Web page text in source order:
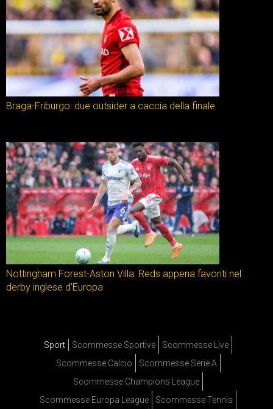
Braga-Friburgo: due outsider a caccia della finale
Nottingham Forest-Aston Villa: Reds appena favoriti nel
derby inglese d’Europa
Sport Scommesse Sportive
Scommesse Live
Scommesse Calcio
Scommesse Serie A
Scommesse Champions League
Scommesse Europa League
Scommesse Tennis